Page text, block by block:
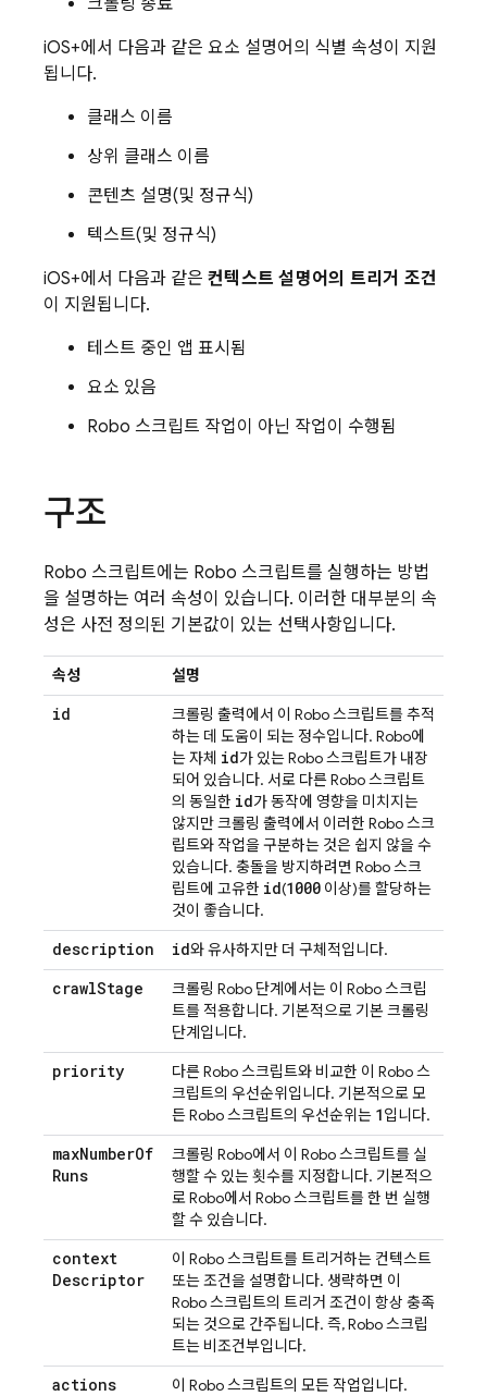
크롤링 종료
iOS+에서 다음과 같은 요소 설명어의 식별 속성이 지원
됩니다.
클래스 이름
상위 클래스 이름
콘텐츠 설명(및 정규식)
텍스트(및 정규식)
iOS+에서 다음과 같은 컨텍스트 설명어의 트리거 조건
이 지원됩니다.
테스트 중인 앱 표시됨
요소 있음
Robo 스크립트 작업이 아닌 작업이 수행됨
구조
Robo 스크립트에는 Robo 스크립트를 실행하는 방법
을 설명하는 여러 속성이 있습니다. 이러한 대부분의 속
성은 사전 정의된 기본값이 있는 선택사항입니다.
속성 설명
id
크롤링 출력에서 이 Robo 스크립트를 추적
하는 데 도움이 되는 정수입니다. Robo에
는 자체 id가 있는 Robo 스크립트가 내장
되어 있습니다. 서로 다른 Robo 스크립트
의 동일한 id가 동작에 영향을 미치지는
않지만 크롤링 출력에서 이러한 Robo 스크
립트와 작업을 구분하는 것은 쉽지 않을 수
있습니다. 충돌을 방지하려면 Robo 스크
립트에 고유한 id(1000 이상)를 할당하는
것이 좋습니다.
description id와 유사하지만 더 구체적입니다.
crawlStage
크롤링 Robo 단계에서는 이 Robo 스크립
트를 적용합니다. 기본적으로 기본 크롤링
단계입니다.
priority
다른 Robo 스크립트와 비교한 이 Robo 스
크립트의 우선순위입니다. 기본적으로 모
든 Robo 스크립트의 우선순위는 1입니다.
maxNumberOf
Runs
크롤링 Robo에서 이 Robo 스크립트를 실
행할 수 있는 횟수를 지정합니다. 기본적으
로 Robo에서 Robo 스크립트를 한 번 실행
할 수 있습니다.
context
Descriptor
이 Robo 스크립트를 트리거하는 컨텍스트
또는 조건을 설명합니다. 생략하면 이
Robo 스크립트의 트리거 조건이 항상 충족
되는 것으로 간주됩니다. 즉, Robo 스크립
트는 비조건부입니다.
actions 이 Robo 스크립트의 모든 작업입니다.